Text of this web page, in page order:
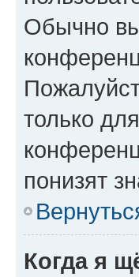
Обычно
только
понизят
Когда я